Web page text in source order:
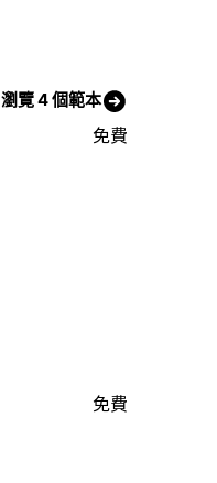
瀏覽 4 個範本
免費
免費